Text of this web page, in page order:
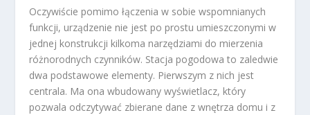
Oczywiście pomimo łączenia w sobie wspomnianych
funkcji, urządzenie nie jest po prostu umieszczonymi w
jednej konstrukcji kilkoma narzędziami do mierzenia
różnorodnych czynników. Stacja pogodowa to zaledwie
dwa podstawowe elementy. Pierwszym z nich jest
centrala. Ma ona wbudowany wyświetlacz, który
pozwala odczytywać zbierane dane z wnętrza domu i z